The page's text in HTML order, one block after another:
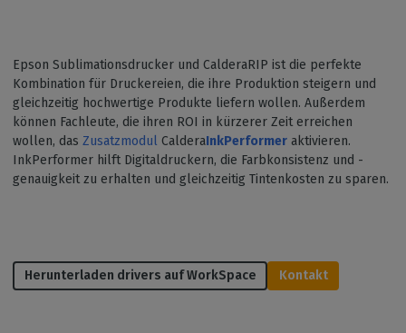
Epson Sublimationsdrucker und CalderaRIP ist die perfekte
Kombination für Druckereien, die ihre Produktion steigern und
gleichzeitig hochwertige Produkte liefern wollen. Außerdem
können Fachleute, die ihren ROI in kürzerer Zeit erreichen
wollen, das Zusatzmodul CalderaInkPerformer aktivieren.
InkPerformer hilft Digitaldruckern, die Farbkonsistenz und -
genauigkeit zu erhalten und gleichzeitig Tintenkosten zu sparen.
Herunterladen drivers auf WorkSpace Kontakt